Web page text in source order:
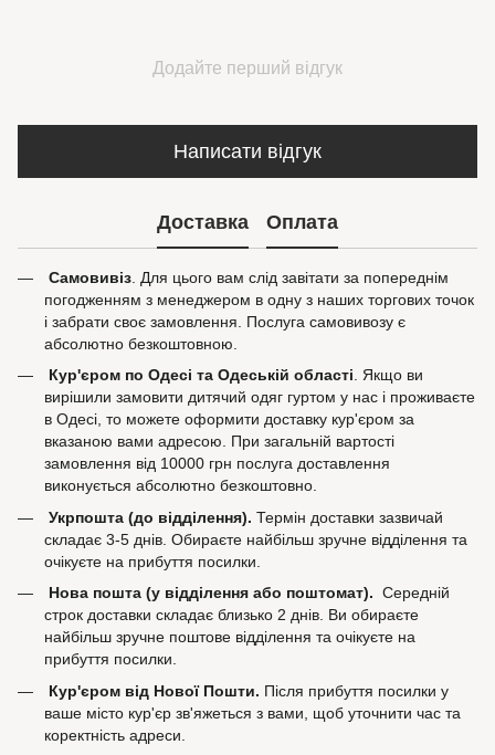
Додайте перший відгук
Написати відгук
Доставка Оплата
Самовивіз . Для цього вам слід завітати за попереднім
погодженням з менеджером в одну з наших торгових точок
і забрати своє замовлення. Послуга самовивозу є
абсолютно безкоштовною.
Кур'єром по Одесі та Одеській області. Якщо ви
вирішили замовити дитячий одяг гуртом у нас і проживаєте
в Одесі, то можете оформити доставку кур'єром за
вказаною вами адресою. При загальній вартості
замовлення від 10000 грн послуга доставлення
виконується абсолютно безкоштовно.
Укрпошта (до відділення). Термін доставки зазвичай
складає 3-5 днів. Обираєте найбільш зручне відділення та
очікуєте на прибуття посилки.
Нова пошта (у відділення або поштомат). Середній
строк доставки складає близько 2 днів. Ви обираєте
найбільш зручне поштове відділення та очікуєте на
прибуття посилки.
Кур'єром від Нової Пошти. Після прибуття посилки у
ваше місто кур'єр зв'яжеться з вами, щоб уточнити час та
коректність адреси.